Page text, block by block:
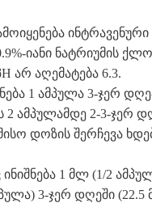
იანი ნატრიუმის
არ აღემატება 6.3.
1 ამპულა 3-ჯერ დღე-
ამპულამდე 2-3-ჯერ
დოზის შერჩევა
1 მლ (1/2
3-ჯერ დღეში (22.5